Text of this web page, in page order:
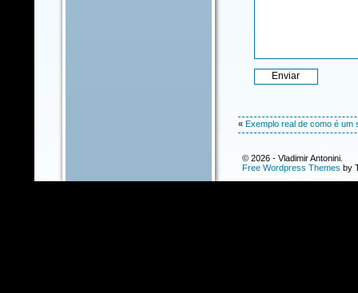
« Exemplo real de como é um
© 2026 - Vladimir Antonini.
Free Wordpress Themes by